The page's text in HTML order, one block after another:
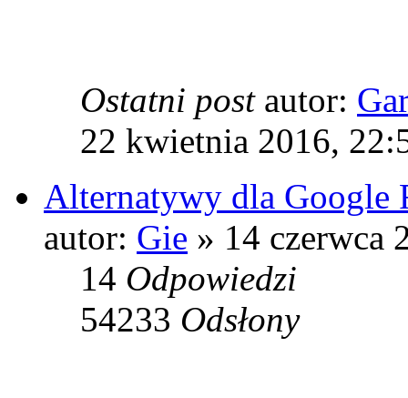
Ostatni post autor:
22 kwietnia 2016,
Alternatywy dla Google
autor: Gie » 14 czerwca
14 Odpowiedzi
54233 Odsłony